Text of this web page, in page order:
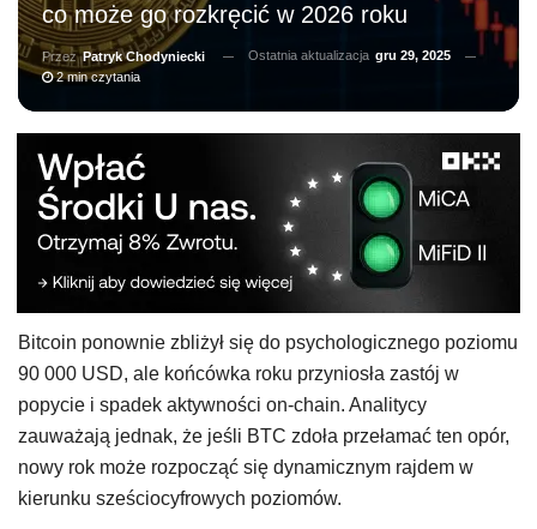
co może go rozkręcić w 2026 roku
PrzezPatryk Chodyniecki Ostatnia aktualizacja gru 29, 2025
2 min czytania
Bitcoin ponownie zbliżył się do psychologicznego poziomu
90 000 USD, ale końcówka roku przyniosła zastój w
popycie i spadek aktywności on-chain. Analitycy
zauważają jednak, że jeśli BTC zdoła przełamać ten opór,
nowy rok może rozpocząć się dynamicznym rajdem w
kierunku sześciocyfrowych poziomów.